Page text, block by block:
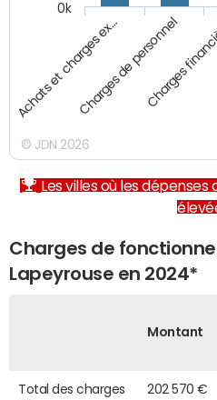
Achats et charges ex…Charges de personnel
Charges
0k
© JDN 2026
Les villes où les
Charges de
Lapeyrouse en 2024*
Montant
Total des charges
202 570 €